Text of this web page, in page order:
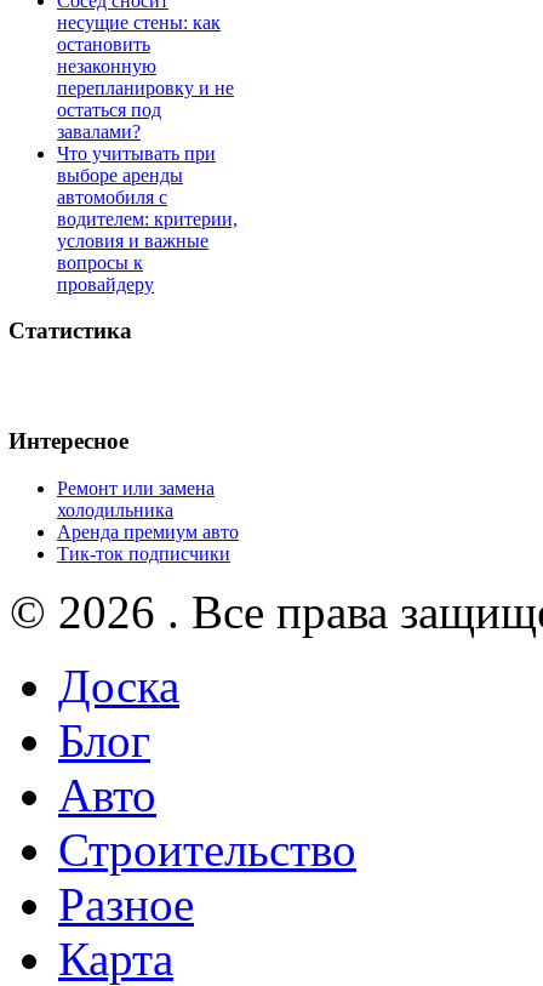
несущие стены: как
остановить
незаконную
перепланировку и не
остаться под
завалами?
Что учитывать при
выборе аренды
автомобиля с
водителем: критерии,
условия и важные
вопросы к
провайдеру
Статистика
Интересное
Ремонт или замена
холодильника
Аренда премиум авто
Тик-ток подписчики
© 2026 . Все права
Доска
Блог
Авто
Строительство
Разное
Карта